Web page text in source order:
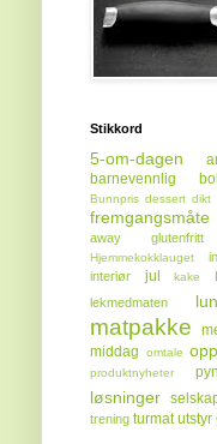
Stikkord
5-om-dagen
barnevennlig
Bunnpris dessert dikt
fremgangsmåte
away
glutenfritt
Hjemmekokklauget
interiør
jul kake
lekmedmaten
matpakke
middag omtale
produktnyheter
løsninger
trening turmat utstyr